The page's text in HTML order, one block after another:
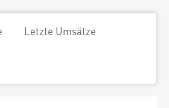
Letzte Umsätze